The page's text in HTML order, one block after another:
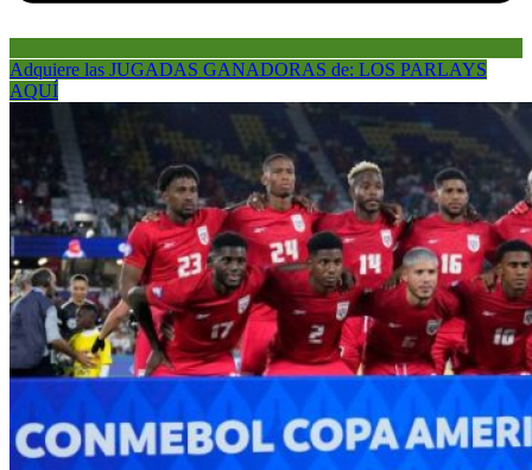
Adquiere las JUGADAS GANADORAS de: LOS PARLAYS
AQUÍ